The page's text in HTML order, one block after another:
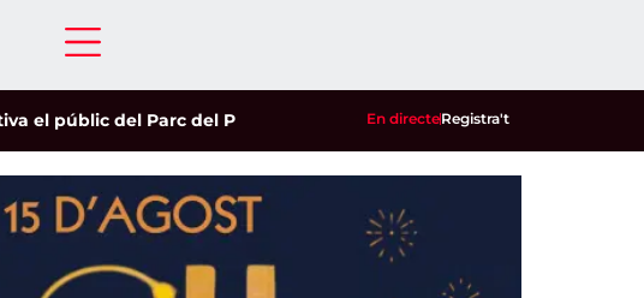
públic del Parc del Pinaret La reusenca Ari Sánchez i Andrea Ustero
En directeRegistra't